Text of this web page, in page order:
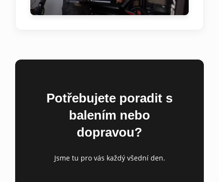
Potřebujete poradit s
balením nebo
dopravou?
Jsme tu pro vás každý všední den.